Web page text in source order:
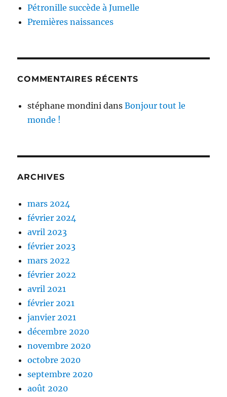
Pétronille succède à Jumelle
Premières naissances
COMMENTAIRES RÉCENTS
stéphane mondini dansBonjour tout le
monde !
ARCHIVES
mars 2024
février 2024
avril 2023
février 2023
mars 2022
février 2022
avril 2021
février 2021
janvier 2021
décembre 2020
novembre 2020
octobre 2020
septembre 2020
août 2020